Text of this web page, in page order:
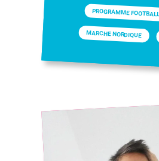
PROGRAMME FOOTBALL
MARCHE NORDIQUE